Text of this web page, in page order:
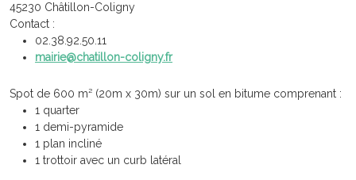
45230 Châtillon-Coligny
Contact :
02.38.92.50.11
mairie@chatillon-coligny.fr
Spot de 600 m² (20m x 30m) sur un sol en bitume comprenant :
1 quarter
1 demi-pyramide
1 plan incliné
1 trottoir avec un curb latéral